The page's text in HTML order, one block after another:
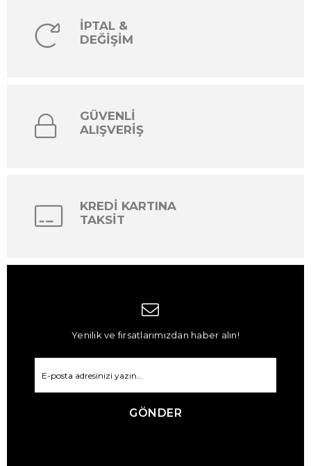
İPTAL &
DEĞİŞİM
GÜVENLİ
ALIŞVERİŞ
KREDİ KARTINA
TAKSİT
Yenilik ve fırsatlarımızdan haber alın!
GÖNDER